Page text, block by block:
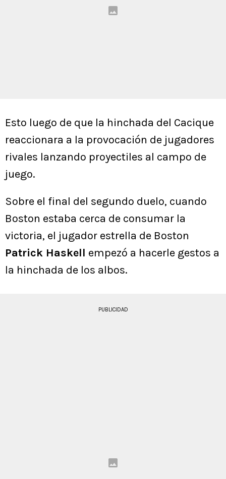
Esto luego de que la hinchada del Cacique
reaccionara a la provocación de jugadores
rivales lanzando proyectiles al campo de
juego.
Sobre el final del segundo duelo, cuando
Boston estaba cerca de consumar la
victoria, el jugador estrella de Boston
Patrick Haskell empezó a hacerle gestos a
la hinchada de los albos.
PUBLICIDAD